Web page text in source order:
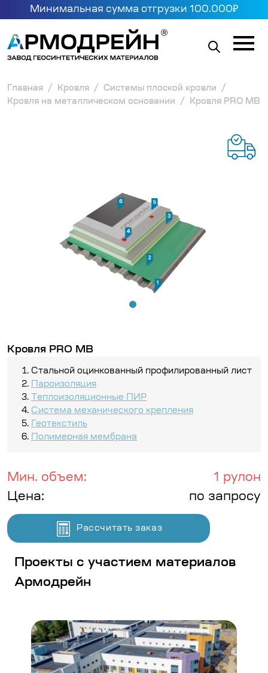
Главная Кровля
Системы плоской кровли
Кровля на металлическом основании
Кровля PRO MB
Кровля PRO MB
Стальной оцинкованный профилированный лист
Пароизоляция
Теплоизоляционные ПИР
Система механического крепления
Геотекстиль
Полимерная мембрана
Мин. объем:
1 рулон
Цена:
по запросу
Рассчитать заказ
Проекты с участием материалов
Армодрейн
Минимальная сумма отгрузки 100.000₽